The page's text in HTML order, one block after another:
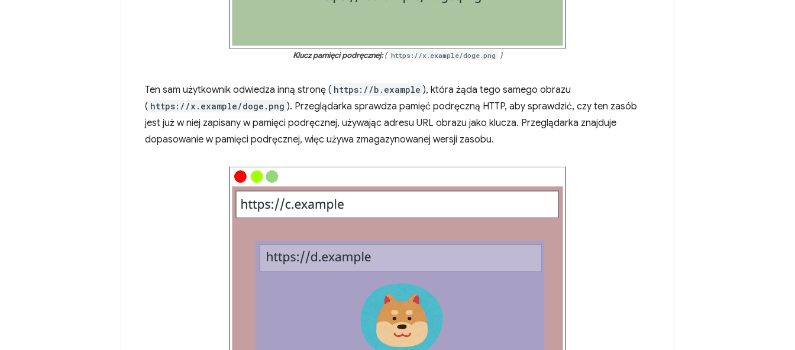
Klucz pamięci podręcznej:{ https://x.example/doge.png }
Ten sam użytkownik odwiedza inną stronę ( https://b.example ), która żąda tego samego obrazu
( https://x.example/doge.png ). Przeglądarka sprawdza pamięć podręczną HTTP, aby sprawdzić, czy ten zasób
jest już w niej zapisany w pamięci podręcznej, używając adresu URL obrazu jako klucza. Przeglądarka znajduje
dopasowanie w pamięci podręcznej, więc używa zmagazynowanej wersji zasobu.